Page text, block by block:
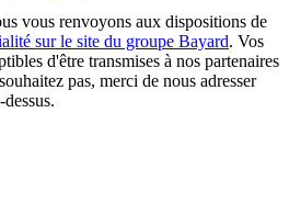
vous renvoyons aux dispositions de
sur le site du groupe Bayard. Vos
d'être transmises à nos partenaires
pas, merci de nous adresser